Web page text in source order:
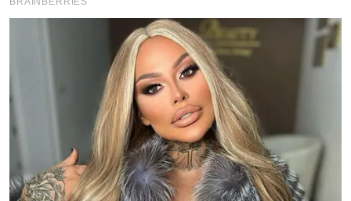
ลังกาฉีกขาขนาดนี้ยังเก่งไม่พออีกหรือ เขาพัฒนาตัวเองมา
ถึงจุดนี้เพราะเขาพยายามนะจ๊ะ ถ้าไม่ชอบอย่ามาเสียเวลา
มาเมนต์เล๊ยยยย เหนื่อยใจแทนพี่แตรเลยค่ะ